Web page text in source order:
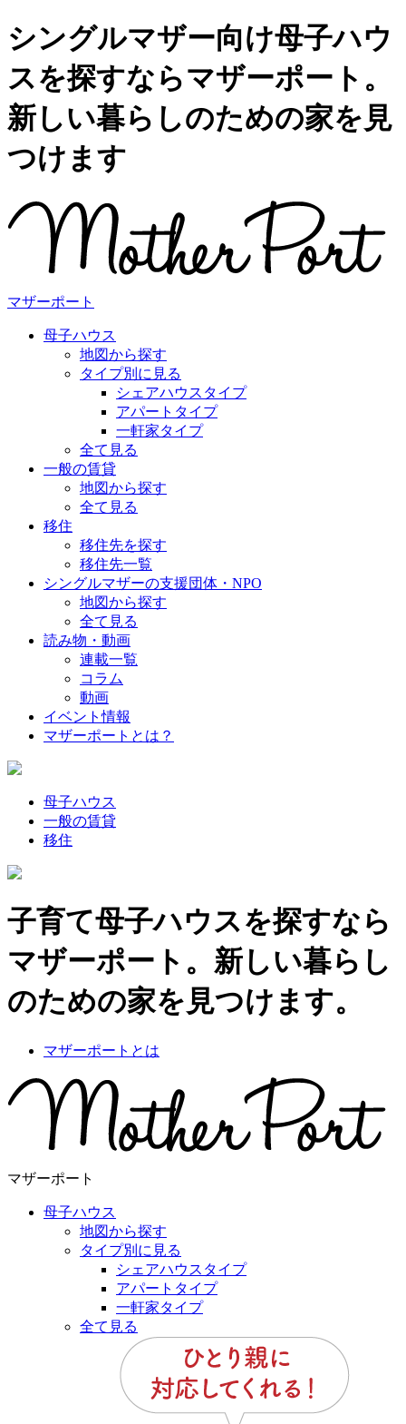
シングルマザー向け母子ハウ
スを探すならマザーポート。
新しい暮らしのための家を見
つけます
マザーポート
母子ハウス
地図から探す
タイプ別に見る
シェアハウスタイプ
アパートタイプ
一軒家タイプ
全て見る
一般の賃貸
地図から探す
全て見る
移住
移住先を探す
移住先一覧
シングルマザーの支援団体・NPO
地図から探す
全て見る
読み物・動画
連載一覧
コラム
動画
イベント情報
マザーポートとは？
母子ハウス
一般の賃貸
移住
子育て母子ハウスを探すなら
マザーポート。新しい暮らし
のための家を見つけます。
マザーポートとは
マザーポート
母子ハウス
地図から探す
タイプ別に見る
シェアハウスタイプ
アパートタイプ
一軒家タイプ
全て見る